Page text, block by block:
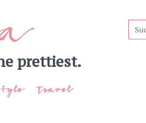
prettiest.
Travel